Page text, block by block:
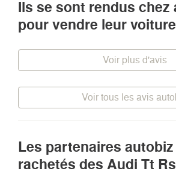
Ils se sont rendus chez
pour vendre leur
Voir plus d'avis
Voir tous les avis
Les partenaires
rachetés des Audi Tt Rs